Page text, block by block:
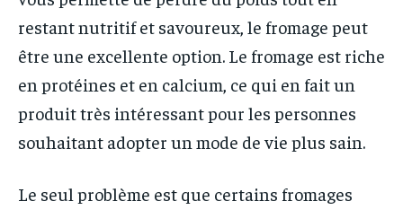
restant nutritif et savoureux, le fromage peut
être une excellente option. Le fromage est riche
en protéines et en calcium, ce qui en fait un
produit très intéressant pour les personnes
souhaitant adopter un mode de vie plus sain.
Le seul problème est que certains fromages